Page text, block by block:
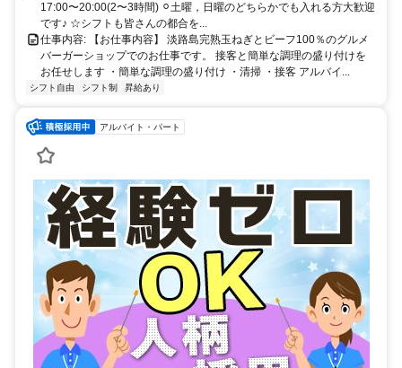
17:00〜20:00(2〜3時間) ⚪︎土曜，日曜のどちらかでも入れる方大歓迎
です♪ ☆シフトも皆さんの都合を...
仕事内容: 【お仕事内容】 淡路島完熟玉ねぎとビーフ100％のグルメ
バーガーショップでのお仕事です。 接客と簡単な調理の盛り付けを
お任せします ・簡単な調理の盛り付け ・清掃 ・接客 アルバイ...
シフト自由 シフト制 昇給あり
アルバイト・パート